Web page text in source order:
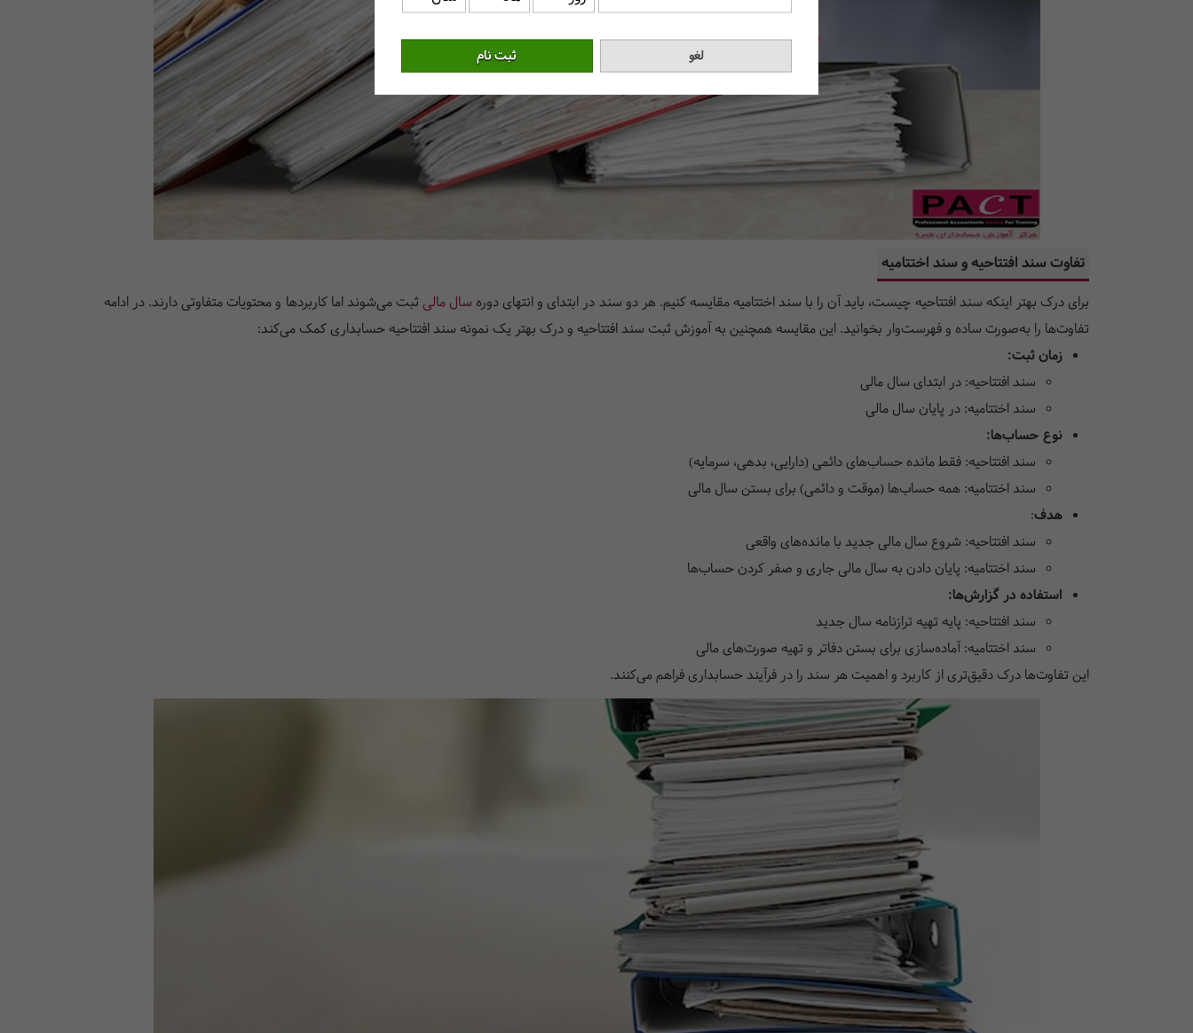
تفاوت سند افتتاحیه و سند اختتامیه
برای درک بهتر اینکه سند افتتاحیه چیست، باید آن را با سند اختتامیه مقایسه کنیم. هر دو سند در ابتدای و انتهای دوره سال مالی ثبت می‌شوند اما کاربردها و محتویات متفاوتی دارند. در ادامه
تفاوت‌ها را به‌صورت ساده و فهرست‌وار بخوانید. این مقایسه همچنین به آموزش ثبت سند افتتاحیه و درک بهتر یک نمونه سند افتتاحیه حسابداری کمک می‌کند:
زمان ثبت:
سند افتتاحیه: در ابتدای سال مالی
سند اختتامیه: در پایان سال مالی
نوع حساب‌ها:
سند افتتاحیه: فقط مانده حساب‌های دائمی (دارایی، بدهی، سرمایه)
سند اختتامیه: همه حساب‌ها (موقت و دائمی) برای بستن سال مالی
هدف:
سند افتتاحیه: شروع سال مالی جدید با مانده‌های واقعی
سند اختتامیه: پایان دادن به سال مالی جاری و صفر کردن حساب‌ها
استفاده در گزارش‌ها:
سند افتتاحیه: پایه تهیه ترازنامه سال جدید
سند اختتامیه: آماده‌سازی برای بستن دفاتر و تهیه صورت‌های مالی
این تفاوت‌ها درک دقیق‌تری از کاربرد و اهمیت هر سند را در فرآیند حسابداری فراهم می‌کنند.